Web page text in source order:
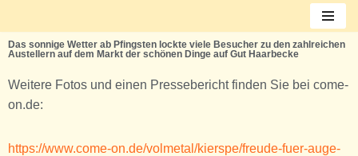
Zum
springen
Das sonnige Wetter ab Pfingsten lockte viele Besucher zu den zahlreichen
Austellern auf dem Markt der schönen Dinge auf Gut Haarbecke
Weitere Fotos und einen Pressebericht finden Sie bei come-
on.de:
https://www.come-on.de/volmetal/kierspe/freude-fuer-auge-